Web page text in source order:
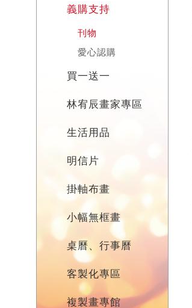
義購支持
刊物
愛心認購
買一送一
林宥辰畫家專區
生活用品
明信片
掛軸布畫
小幅無框畫
桌曆、行事曆
客製化專區
複製畫專館